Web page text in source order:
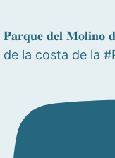
𝐏𝐚𝐫𝐪𝐮𝐞 𝐝𝐞𝐥
de la costa de la